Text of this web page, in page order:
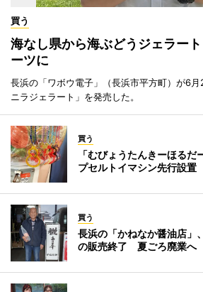
買う
海なし県から海ぶどうジェラー
ーツに
長浜の「ワボウ電子」（長浜市平方町）が6
ニラジェラート」を発売した。
買う
「むびょうたんきーほる
プセルトイマシン先行設置
買う
長浜の「かねなか醤油店」
の販売終了 夏ごろ廃業へ